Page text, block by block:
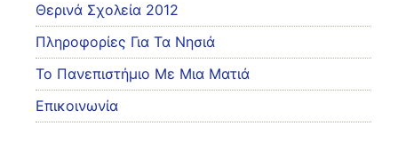
Θερινά Σχολεία 2012
Πληροφορίες Για Τα Νησιά
Το Πανεπιστήμιο Με Μια Ματιά
Επικοινωνία